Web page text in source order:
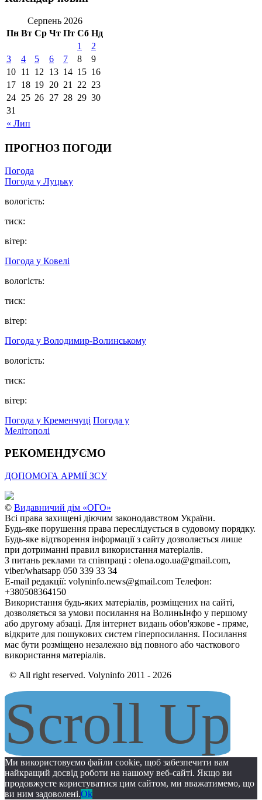
Серпень 2026
Пн Вт Ср Чт Пт Сб Нд
« Лип
1
2
3
4 5 6 7 8
9
10 11 12 13 14 15 16
17 18 19 20 21 22 23
24 25 26 27 28 29 30
31
ПРОГНОЗ ПОГОДИ
Погода
Погода у Луцьку
вологість:
тиск:
вітер:
Погода у Ковелі
вологість:
тиск:
вітер:
Погода у Володимир-Волинському
вологість:
тиск:
вітер:
Погода у Кременчуці Погода у
Мелітополі
РЕКОМЕНДУЄМО
ДОПОМОГА АРМІЇ ЗСУ
© Видавничий дім «ОГО»
Всі права захищені діючим законодавством України.
Будь-яке порушення права переслідується в судовому порядку.
Будь-яке відтворення інформації з сайту дозволяється лише
при дотриманні правил використання матеріалів.
З питань реклами та співпраці : olena.ogo.ua@gmail.com,
viber/whatsapp 050 339 33 34
E-mail редакції: volyninfo.news@gmail.com Телефон:
+380508364150
Використання будь-яких матеріалів, розміщених на сайті,
дозволяється за умови посилання на ВолиньІнфо у першому
або другому абзаці. Для інтернет видань обов'язкове - пряме,
відкрите для пошукових систем гіперпосилання. Посилання
має бути розміщено незалежно від повного або часткового
використання матеріалів.
© All right reserved. Volyninfo 2011 - 2026
Scroll Up
Ми використовуємо файли cookie, щоб забезпечити вам
найкращий досвід роботи на нашому веб-сайті. Якщо ви
продовжуєте користуватися цим сайтом, ми вважатимемо, що
ви ним задоволені.Ok